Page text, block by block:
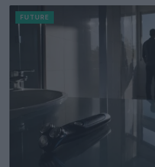
FUTURE